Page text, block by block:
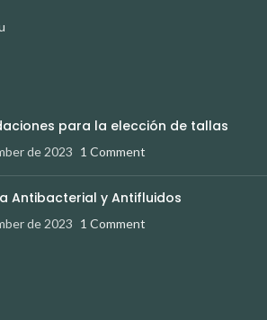
para la elección de tallas
de 2023 1 Comment
Antibacterial y Antifluidos
de 2023 1 Comment